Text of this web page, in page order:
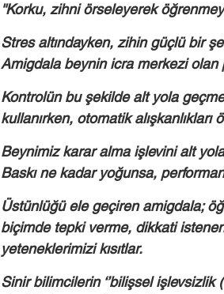
''Korku, zihni örseleyerek
Stres altındayken, zihin güçlü bir
Amigdala beynin icra merkezi
Kontrolün bu şekilde alt yola
kullanırken, otomatik
Beynimiz karar alma işlevini alt
Baskı ne kadar yoğunsa,
Üstünlüğü ele geçiren amigdala;
biçimde tepki verme, dikkati
yeteneklerimizi kısıtlar.
Sinir bilimcilerin ‘’bilişsel işlevsizlik